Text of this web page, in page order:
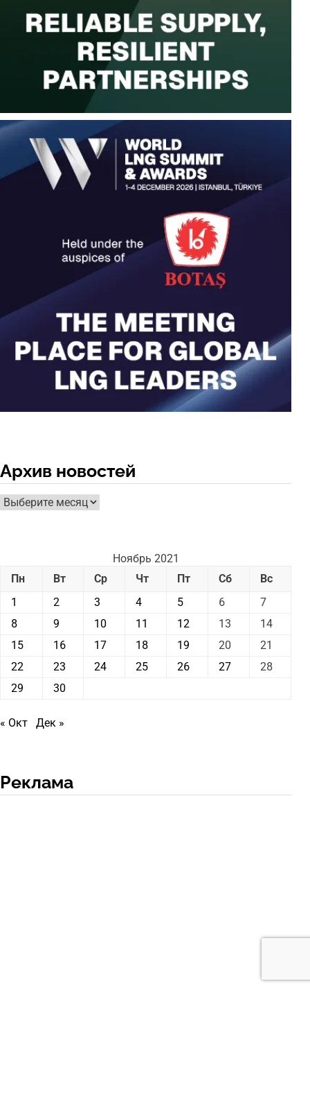
Архив новостей
Архив
новостей
Ноябрь 2021
Пн
Вт Ср Чт Пт Сб
Вс
1
2 3 4 5 6
7
8
9 10 11 12 13
14
15
16 17 18 19 20
21
22
23 24 25 26 27
28
29
30
« Окт Дек »
Реклама